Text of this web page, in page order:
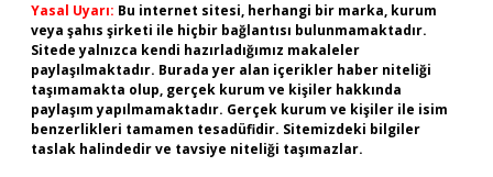
Yasal Uyarı: Bu internet sitesi, herhangi bir marka, kurum
veya şahıs şirketi ile hiçbir bağlantısı bulunmamaktadır.
Sitede yalnızca kendi hazırladığımız makaleler
paylaşılmaktadır. Burada yer alan içerikler haber niteliği
taşımamakta olup, gerçek kurum ve kişiler hakkında
paylaşım yapılmamaktadır. Gerçek kurum ve kişiler ile isim
benzerlikleri tamamen tesadüfidir. Sitemizdeki bilgiler
taslak halindedir ve tavsiye niteliği taşımazlar.